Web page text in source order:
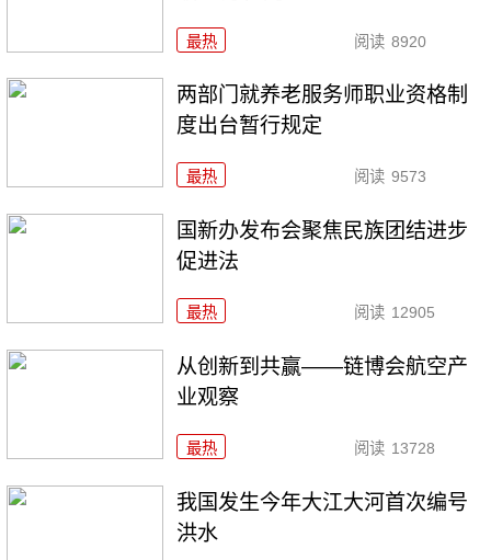
最热 阅读 8920
两部门就养老服务师职业资格制
度出台暂行规定
最热 阅读 9573
国新办发布会聚焦民族团结进步
促进法
最热 阅读 12905
从创新到共赢——链博会航空产
业观察
最热 阅读 13728
我国发生今年大江大河首次编号
洪水